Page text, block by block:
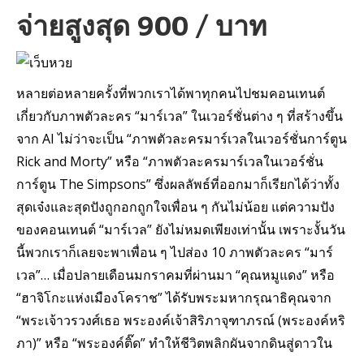
จ่ายสูงสุด 900 / บาท
หลายต่อหลายครั้งที่พวกเราได้พาทุกคนไปชมคอนเทนต์
เกี่ยวกับภาพตัวละคร “มาร์เวล” ในเวอร์ชั่นต่าง ๆ ที่สร้างขึ้น
จาก AI ไม่ว่าจะเป็น “ภาพตัวละครมาร์เวลในเวอร์ชั่นการ์ตูน
Rick and Morty” หรือ “ภาพตัวละครมาร์เวลในเวอร์ชั่น
การ์ตูน The Simpsons” ซึ่งผลลัพธ์ที่ออกมาก็เรียกได้ว่าทั้ง
สุดเจ๋งและสุดปังถูกอกถูกใจเพื่อน ๆ กันไม่น้อย แต่ความปัง
ของคอนเทนต์ “มาร์เวล” ยังไม่หมดเพียงเท่านั้น เพราะงั้นวัน
นี้พวกเราก็เลยจะพาเพื่อน ๆ ไปส่อง 10 ภาพตัวละคร “มาร์
เวล”… เมื่อปลายเดือนมกราคมที่ผ่านมา “คุณหมูแดง” หรือ
“ฮาจิโกะแห่งเมืองโคราช” ได้รับพระมหากรุณาธิคุณจาก
“พระเจ้าวรวงศ์เธอ พระองค์เจ้าสิริภาจุฑาภรณ์ (พระองค์หริ
ภา)” หรือ “พระองค์ติ๊ด” ทำให้ชีวิตพลิกผันจากดินสู่ดาวใน